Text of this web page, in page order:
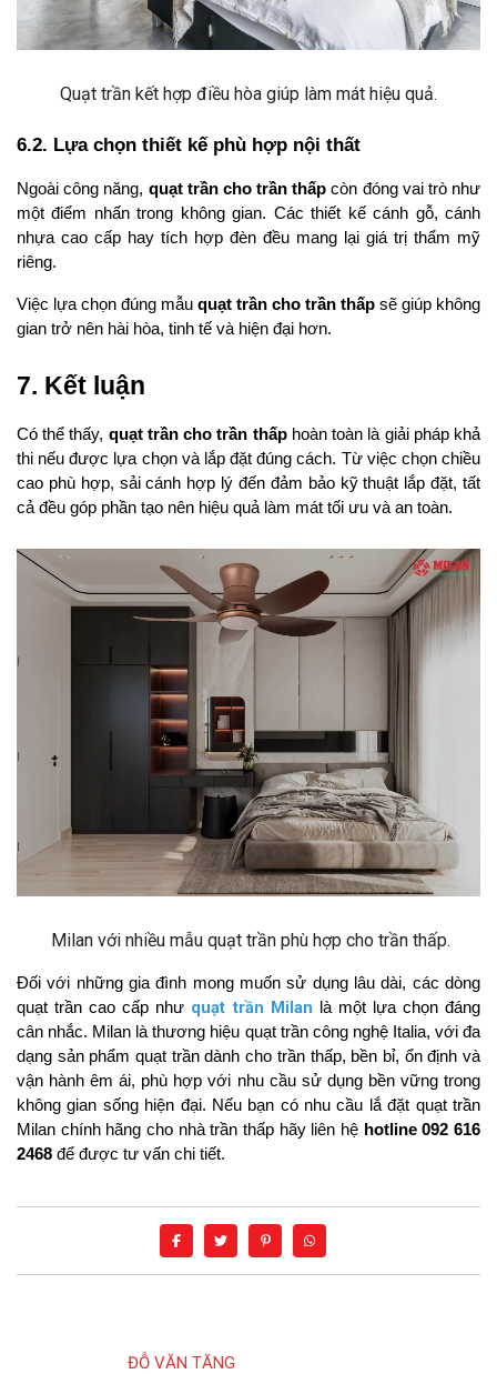
Quạt trần kết hợp điều hòa giúp làm mát hiệu quả.
6.2. Lựa chọn thiết kế phù hợp nội thất
Ngoài công năng, quạt trần cho trần thấp còn đóng vai trò như
một điểm nhấn trong không gian. Các thiết kế cánh gỗ, cánh
nhựa cao cấp hay tích hợp đèn đều mang lại giá trị thẩm mỹ
riêng.
Việc lựa chọn đúng mẫu quạt trần cho trần thấp sẽ giúp không
gian trở nên hài hòa, tinh tế và hiện đại hơn.
7. Kết luận
Có thể thấy, quạt trần cho trần thấp hoàn toàn là giải pháp khả
thi nếu được lựa chọn và lắp đặt đúng cách. Từ việc chọn chiều
cao phù hợp, sải cánh hợp lý đến đảm bảo kỹ thuật lắp đặt, tất
cả đều góp phần tạo nên hiệu quả làm mát tối ưu và an toàn.
Milan với nhiều mẫu quạt trần phù hợp cho trần thấp.
Đối với những gia đình mong muốn sử dụng lâu dài, các dòng
quạt trần cao cấp như quạt trần Milan là một lựa chọn đáng
cân nhắc. Milan là thương hiệu quạt trần công nghệ Italia, với đa
dạng sản phẩm quạt trần dành cho trần thấp, bền bỉ, ổn định và
vận hành êm ái, phù hợp với nhu cầu sử dụng bền vững trong
không gian sống hiện đại. Nếu bạn có nhu cầu lắ đặt quạt trần
Milan chính hãng cho nhà trần thấp hãy liên hệ hotline 092 616
2468 để được tư vấn chi tiết.
ĐỖ VĂN TĂNG